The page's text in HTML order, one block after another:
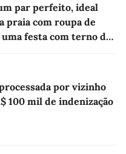
par perfeito, ideal
praia com roupa de
festa com terno de
por vizinho
100 mil de indenização